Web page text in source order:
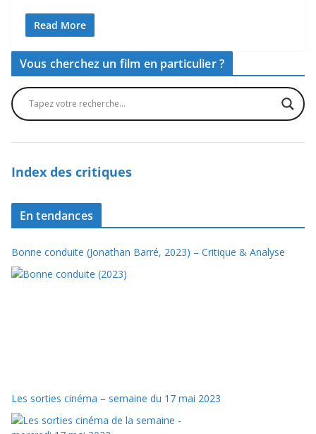
Read More
Vous cherchez un film en particulier ?
Index des critiques
En tendances
Bonne conduite (Jonathan Barré, 2023) – Critique & Analyse
Les sorties cinéma – semaine du 17 mai 2023